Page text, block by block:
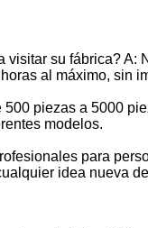
su fábrica?
al máximo, sin
500 piezas a 5000
modelos.
para
idea nueva